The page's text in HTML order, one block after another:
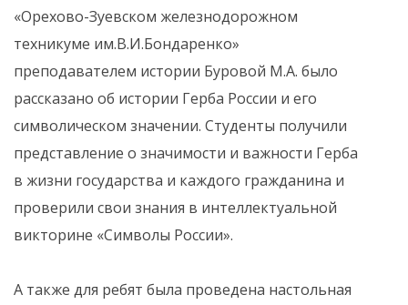
«Орехово-Зуевском железнодорожном
техникуме им.В.И.Бондаренко»
преподавателем истории Буровой М.А. было
рассказано об истории Герба России и его
символическом значении. Студенты получили
представление о значимости и важности Герба
в жизни государства и каждого гражданина и
проверили свои знания в интеллектуальной
викторине «Символы России».
А также для ребят была проведена настольная